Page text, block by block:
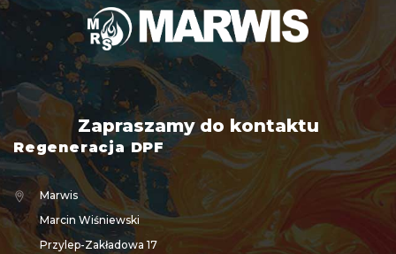
Zapraszamy do kontaktu
Regeneracja DPF
Marwis
Marcin Wiśniewski
Przylep-Zakładowa 17